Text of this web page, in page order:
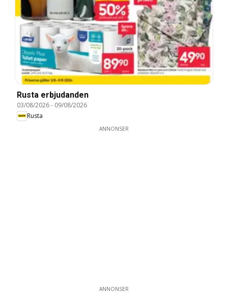
Rusta erbjudanden
03/08/2026- 09/08/2026
Rusta
ANNONSER
ANNONSER